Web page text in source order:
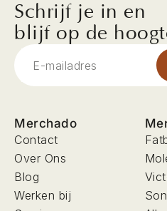
Schrijf je in en
blijf op de
Merchado
Contact
Over Ons
Blog
Werken bij